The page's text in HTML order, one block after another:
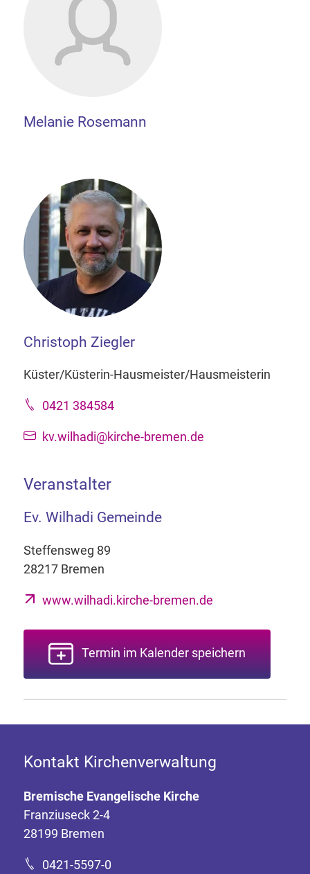
Melanie Rosemann
Christoph Ziegler
Küster/Küsterin-Hausmeister/Hausmeisterin
0421 384584
kv.wilhadi@kirche-bremen.de
Veranstalter
Ev. Wilhadi Gemeinde
Steffensweg 89
28217 Bremen
www.wilhadi.kirche-bremen.de
Termin im Kalender speichern
Kontakt Kirchenverwaltung
Bremische Evangelische Kirche
Franziuseck 2-4
28199 Bremen
0421-5597-0